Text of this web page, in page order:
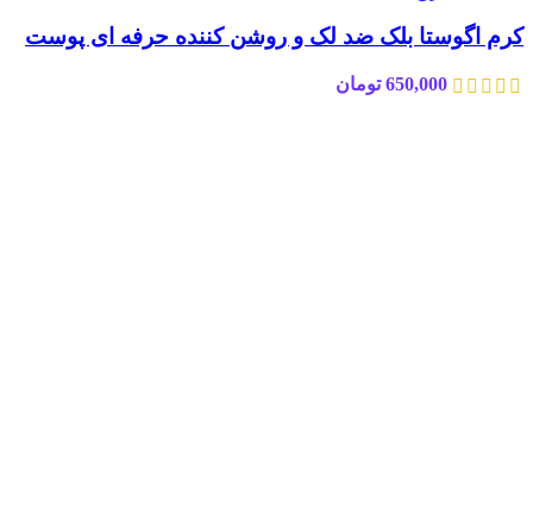
کرم اگوستا بلک ضد لک و روشن کننده حرفه ای پوست
650,000 تومان